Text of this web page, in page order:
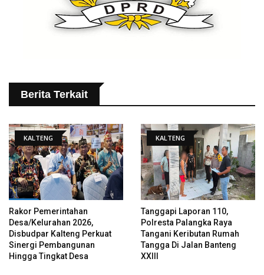
Berita Terkait
KALTENG
Rakor Pemerintahan
Desa/Kelurahan 2026,
Disbudpar Kalteng Perkuat
Sinergi Pembangunan
Hingga Tingkat Desa
KALTENG
Tanggapi Laporan 110,
Polresta Palangka Raya
Tangani Keributan Rumah
Tangga Di Jalan Banteng
XXIII